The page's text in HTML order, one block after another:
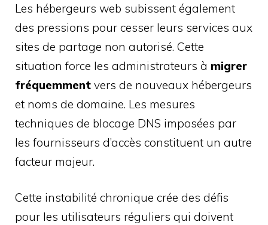
Les hébergeurs web subissent également
des pressions pour cesser leurs services aux
sites de partage non autorisé. Cette
situation force les administrateurs à migrer
fréquemment vers de nouveaux hébergeurs
et noms de domaine. Les mesures
techniques de blocage DNS imposées par
les fournisseurs d’accès constituent un autre
facteur majeur.
Cette instabilité chronique crée des défis
pour les utilisateurs réguliers qui doivent